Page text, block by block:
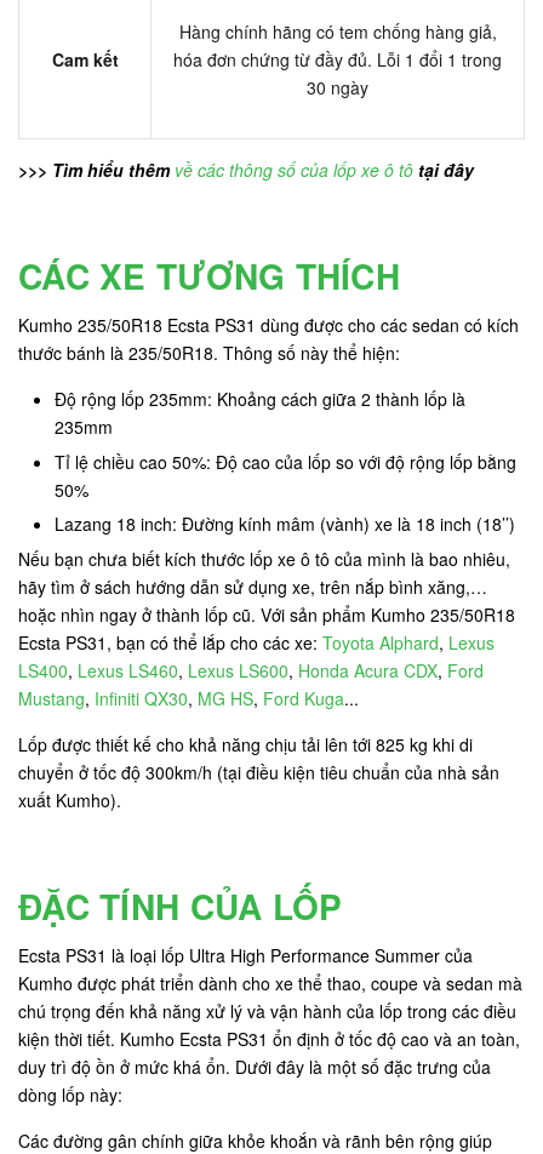
Cam kết
Hàng chính hãng có tem chống hàng giả,
hóa đơn chứng từ đầy đủ. Lỗi 1 đổi 1 trong
30 ngày
>>> Tìm hiểu thêm về các thông số của lốp xe ô tô tại đây
CÁC XE TƯƠNG THÍCH
Kumho 235/50R18 Ecsta PS31 dùng được cho các sedan có kích
thước bánh là 235/50R18. Thông số này thể hiện:
Độ rộng lốp 235mm: Khoảng cách giữa 2 thành lốp là
235mm
Tỉ lệ chiều cao 50%: Độ cao của lốp so với độ rộng lốp bằng
50%
Lazang 18 inch: Đường kính mâm (vành) xe là 18 inch (18’’)
Nếu bạn chưa biết kích thước lốp xe ô tô của mình là bao nhiêu,
hãy tìm ở sách hướng dẫn sử dụng xe, trên nắp bình xăng,…
hoặc nhìn ngay ở thành lốp cũ. Với sản phẩm Kumho 235/50R18
Ecsta PS31, bạn có thể lắp cho các xe: Toyota Alphard, Lexus
LS400, Lexus LS460, Lexus LS600, Honda Acura CDX, Ford
Mustang, Infiniti QX30, MG HS, Ford Kuga...
Lốp được thiết kế cho khả năng chịu tải lên tới 825 kg khi di
chuyển ở tốc độ 300km/h (tại điều kiện tiêu chuẩn của nhà sản
xuất Kumho).
ĐẶC TÍNH CỦA LỐP
Ecsta PS31 là loại lốp Ultra High Performance Summer của
Kumho được phát triển dành cho xe thể thao, coupe và sedan mà
chú trọng đến khả năng xử lý và vận hành của lốp trong các điều
kiện thời tiết. Kumho Ecsta PS31 ổn định ở tốc độ cao và an toàn,
duy trì độ ồn ở mức khá ổn. Dưới đây là một số đặc trưng của
dòng lốp này:
Các đường gân chính giữa khỏe khoắn và rãnh bên rộng giúp